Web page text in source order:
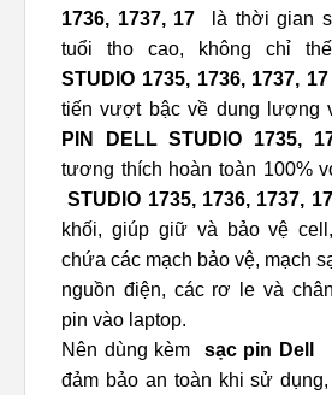
1736, 1737, 17
là thời gian
tuổi tho cao, không chỉ
STUDIO 1735, 1736, 1737, 17
tiến vượt bậc về dung lượng
PIN DELL STUDIO 1735,
tương thích hoàn toàn 100%
STUDIO 1735, 1736, 1737,
khối, giúp giữ và bảo vệ
chứa các mạch bảo vệ, mạch
nguồn điện, các rơ le và
pin vào laptop.
Nên dùng kèm sạc pin Dell
đảm bảo an toàn khi sử